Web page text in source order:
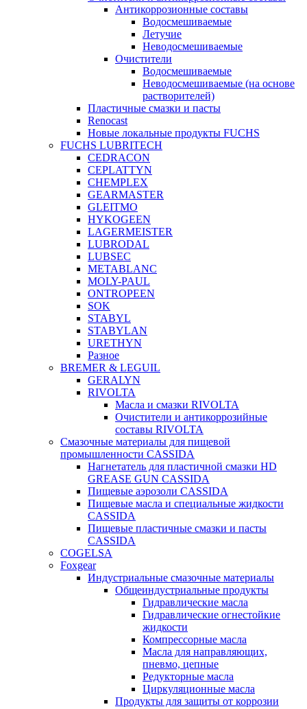
Антикоррозионные составы
Водосмешиваемые
Летучие
Неводосмешиваемые
Очистители
Водосмешиваемые
Неводосмешиваемые (на основе
растворителей)
Пластичные смазки и пасты
Renocast
Новые локальные продукты FUCHS
FUCHS LUBRITECH
CEDRACON
CEPLATTYN
CHEMPLEX
GEARMASTER
GLEITMO
HYKOGEEN
LAGERMEISTER
LUBRODAL
LUBSEC
METABLANC
MOLY-PAUL
ONTROPEEN
SOK
STABYL
STABYLAN
URETHYN
Разное
BREMER & LEGUIL
GERALYN
RIVOLTA
Масла и смазки RIVOLTA
Очистители и антикоррозийные
составы RIVOLTA
Смазочные материалы для пищевой
промышленности CASSIDA
Нагнетатель для пластичной смазки HD
GREASE GUN CASSIDA
Пищевые аэрозоли CASSIDA
Пищевые масла и специальные жидкости
CASSIDA
Пищевые пластичные смазки и пасты
CASSIDA
COGELSA
Foxgear
Индустриальные смазочные материалы
Общеиндустриальные продукты
Гидравлические масла
Гидравлические огнестойкие
жидкости
Компрессорные масла
Масла для направляющих,
пневмо, цепные
Редукторные масла
Циркуляционные масла
Продукты для защиты от коррозии